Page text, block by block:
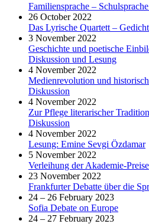
Familiensprache –
26 October 2022
Das Lyrische Quartett –
3 November 2022
Geschichte und poetische
Diskussion und Lesung
4 November 2022
Medienrevolution und
Diskussion
4 November 2022
Zur Pflege literarischer
Diskussion
4 November 2022
Lesung: Emine Sevgi Özdamar
5 November 2022
Verleihung der Akademie-Preise
23 November 2022
Frankfurter Debatte über die
24 – 26 February 2023
Sofia Debate on Europe
24 – 27 February 2023